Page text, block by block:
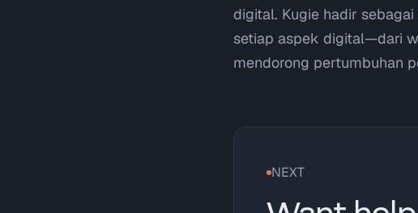
digital. Kugie hadir
setiap aspek digital—dari
mendorong pertumbuhan
NEXT